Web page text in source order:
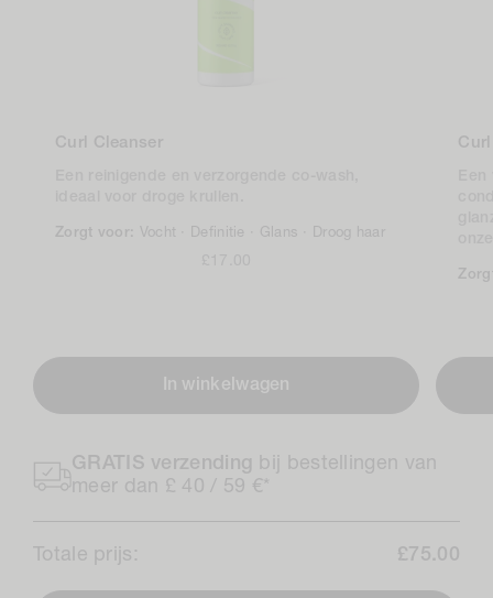
Curl Cleanser
Zorgt voor: Vocht · Definitie · Glans · Droog haar
In winkelwagen
GRATIS verzending bij bestellingen van
meer dan £ 40 / 59 €*
Totale prijs: £75.00